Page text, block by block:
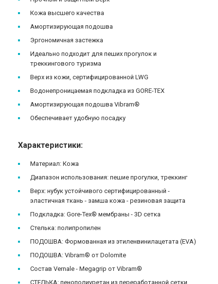
Кожа высшего качества
Амортизирующая подошва
Эргономичная застежка
Идеально подходит для пеших прогулок и
треккингового туризма
Верх из кожи, сертифицированной LWG
Водонепроницаемая подкладка из GORE-TEX
Амортизирующая подошва Vibram®
Обеспечивает удобную посадку
Характеристики:
Материал: Кожа
Диапазон использования: пешие прогулки, треккинг
Верх: нубук устойчивого сертифицированный -
эластичная ткань - замша кожа - резиновая защита
Подкладка: Gore-Tex® мембраны - 3D сетка
Стелька: полипропилен
ПОДОШВА: Формованная из этиленвинилацетата (EVA)
ПОДОШВА: Vibram® от Dolomite
Состав Vernale - Megagrip от Vibram®
СТЕЛЬКА: пенополиуретан из переработанной сетки